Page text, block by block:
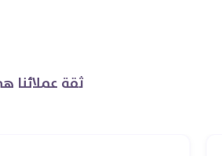
ثقة عملائنا